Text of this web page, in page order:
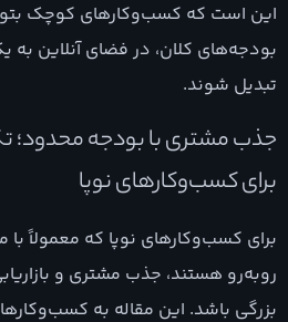
این است که کسب‌وکارهای کوچک
بودجه‌های کلان، در فضای آنلاین به
تبدیل شوند.
جذب مشتری با بودجه محدود؛
برای کسب‌وکارهای نوپا
برای کسب‌وکارهای نوپا که معمولاً
روبه‌رو هستند، جذب مشتری و
بزرگی باشد. این مقاله به